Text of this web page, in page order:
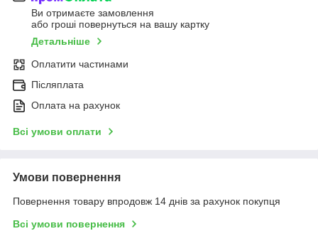
Ви отримаєте замовлення
або гроші повернуться на вашу картку
Детальніше
Оплатити частинами
Післяплата
Оплата на рахунок
Всі умови оплати
Умови повернення
Повернення товару впродовж 14 днів за рахунок покупця
Всі умови повернення